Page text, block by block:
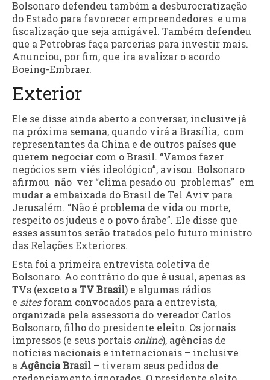
Bolsonaro defendeu também a desburocratização
do Estado para favorecer empreendedores e uma
fiscalização que seja amigável. Também defendeu
que a Petrobras faça parcerias para investir mais.
Anunciou, por fim, que ira avalizar o acordo
Boeing-Embraer.
Exterior
Ele se disse ainda aberto a conversar, inclusive já
na próxima semana, quando virá a Brasília, com
representantes da China e de outros países que
querem negociar com o Brasil. “Vamos fazer
negócios sem viés ideológico”, avisou. Bolsonaro
afirmou não ver “clima pesado ou problemas” em
mudar a embaixada do Brasil de Tel Aviv para
Jerusalém. “Não é problema de vida ou morte,
respeito os judeus e o povo árabe”. Ele disse que
esses assuntos serão tratados pelo futuro ministro
das Relações Exteriores.
Esta foi a primeira entrevista coletiva de
Bolsonaro. Ao contrário do que é usual, apenas as
TVs (exceto aTV Brasil) e algumas rádios
e sitesforam convocados para a entrevista,
organizada pela assessoria do vereador Carlos
Bolsonaro, filho do presidente eleito. Os jornais
impressos (e seus portais online), agências de
notícias nacionais e internacionais – inclusive
a Agência Brasil – tiveram seus pedidos de